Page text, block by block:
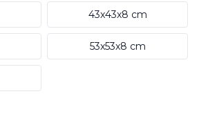
43x43x8 cm
53x53x8 cm